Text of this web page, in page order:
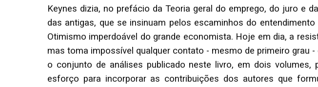
Keynes dizia, no prefácio da Teoria geral do emprego, do juro e
das antigas, que se insinuam pelos escaminhos do
Otimismo imperdoável do grande economista. Hoje em dia, a
mas toma impossível qualquer contato - mesmo de primeiro grau
o conjunto de análises publicado neste livro, em dois
esforço para incorporar as contribuições dos autores que